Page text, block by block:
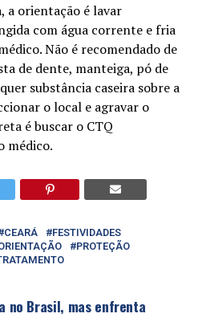
a orientação é lavar
com água corrente e fria
Não é recomendado de
de dente, manteiga, pó de
substância caseira sobre a
o local e agravar o
é buscar o CTQ
médico.
CEARÁ
FESTIVIDADES
PROTEÇÃO
no Brasil, mas enfrenta